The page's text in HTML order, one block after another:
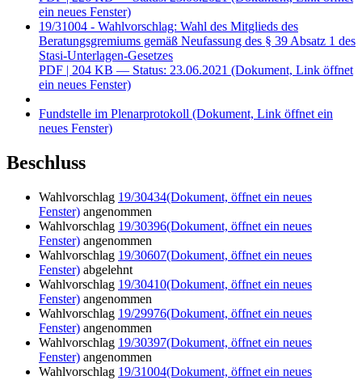
ein neues Fenster)
19/31004 - Wahlvorschlag: Wahl des Mitglieds des
Beratungsgremiums gemäß Neufassung des § 39 Absatz 1 des
Stasi-Unterlagen-Gesetzes
PDF | 204 KB — Status: 23.06.2021 (Dokument, Link öffnet
ein neues Fenster)
Fundstelle im Plenarprotokoll (Dokument, Link öffnet ein
neues Fenster)
Beschluss
Wahlvorschlag 19/30434(Dokument, öffnet ein neues
Fenster) angenommen
Wahlvorschlag 19/30396(Dokument, öffnet ein neues
Fenster) angenommen
Wahlvorschlag 19/30607(Dokument, öffnet ein neues
Fenster) abgelehnt
Wahlvorschlag 19/30410(Dokument, öffnet ein neues
Fenster) angenommen
Wahlvorschlag 19/29976(Dokument, öffnet ein neues
Fenster) angenommen
Wahlvorschlag 19/30397(Dokument, öffnet ein neues
Fenster) angenommen
Wahlvorschlag 19/31004(Dokument, öffnet ein neues